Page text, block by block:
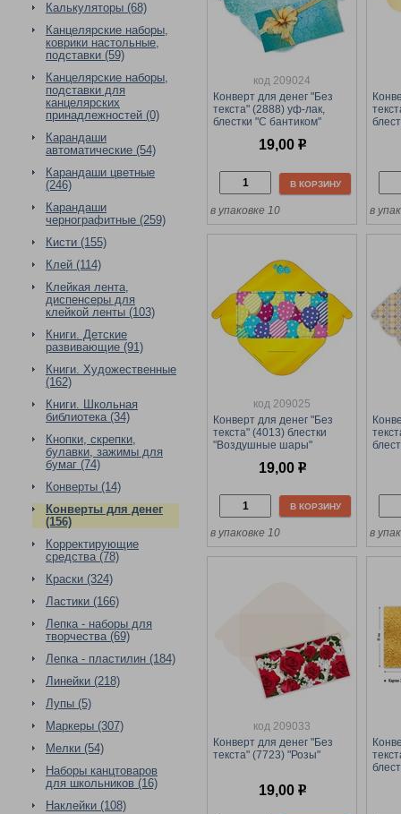
Калькуляторы (68)
Канцелярские наборы,
коврики настольные,
подставки (59)
Канцелярские наборы,
подставки для
канцелярских
принадлежностей (0)
Карандаши
автоматические (54)
Карандаши цветные
(246)
Карандаши
чернографитные (259)
Кисти (155)
Клей (114)
Клейкая лента,
диспенсеры для
клейкой ленты (103)
Книги. Детские
развивающие (91)
Книги. Художественные
(162)
Книги. Школьная
библиотека (34)
Кнопки, скрепки,
булавки, зажимы для
бумаг (74)
Конверты (14)
Конверты для денег
(156)
Корректирующие
средства (78)
Краски (324)
Ластики (166)
Лепка - наборы для
творчества (69)
Лепка - пластилин (184)
Линейки (218)
Лупы (5)
Маркеры (307)
Мелки (54)
Наборы канцтоваров
для школьников (16)
Наклейки (108)
код 209024
Конверт для денег "Без
текста" (2888) уф-лак,
блестки "С бантиком"
19,00 р
В КОРЗИНУ
в упаковке 10 в
код 209025
Конверт для денег "Без
текста" (4013) блестки
"Воздушные шары"
19,00 р
В КОРЗИНУ
в упаковке 10 в
код 209033
Конверт для денег "Без
текста" (7723) "Розы"
19,00 р